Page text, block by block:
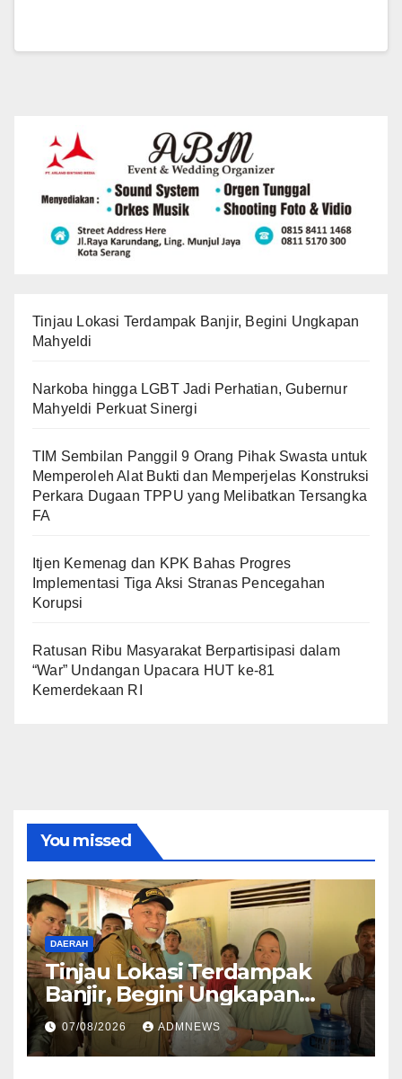
Tinjau Lokasi Terdampak Banjir, Begini Ungkapan
Mahyeldi
Narkoba hingga LGBT Jadi Perhatian, Gubernur
Mahyeldi Perkuat Sinergi
TIM Sembilan Panggil 9 Orang Pihak Swasta untuk
Memperoleh Alat Bukti dan Memperjelas Konstruksi
Perkara Dugaan TPPU yang Melibatkan Tersangka
FA
Itjen Kemenag dan KPK Bahas Progres
Implementasi Tiga Aksi Stranas Pencegahan
Korupsi
Ratusan Ribu Masyarakat Berpartisipasi dalam
“War” Undangan Upacara HUT ke-81
Kemerdekaan RI
You missed
DAERAH
Tinjau Lokasi Terdampak
Banjir, Begini Ungkapan
Mahyeldi
07/08/2026 ADMNEWS